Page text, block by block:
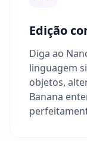
Edição
Diga ao
linguagem
objetos,
Banana